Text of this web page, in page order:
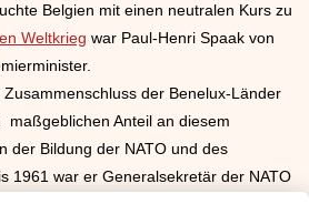
Belgien mit einen neutralen Kurs zu
Weltkrieg war Paul-Henri Spaak von
der Benelux-Länder
Anteil an diesem
der Bildung der NATO und des
1961 war er Generalsekretär der NATO